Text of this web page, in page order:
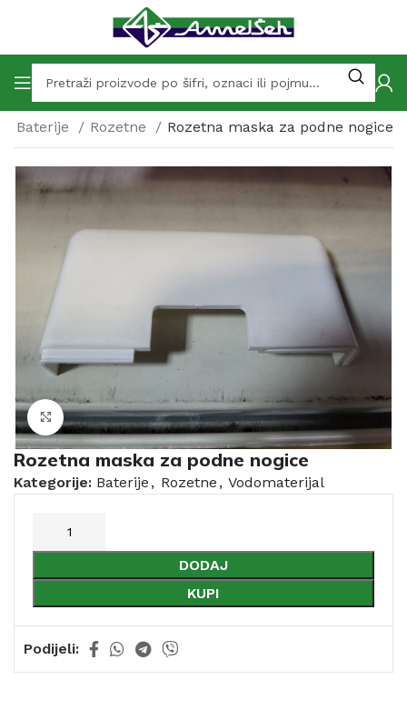
Baterije Rozetne Rozetna maska za podne nogice
Click to enlarge
Rozetna maska za podne nogice
Kategorije: Baterije , Rozetne , Vodomaterijal
DODAJ
KUPI
Podijeli: